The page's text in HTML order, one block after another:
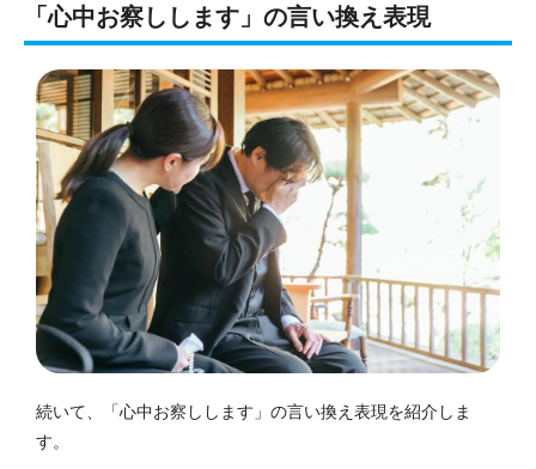
「心中お察しします」の言い換え表現
続いて、「心中お察しします」の言い換え表現を紹介しま
す。